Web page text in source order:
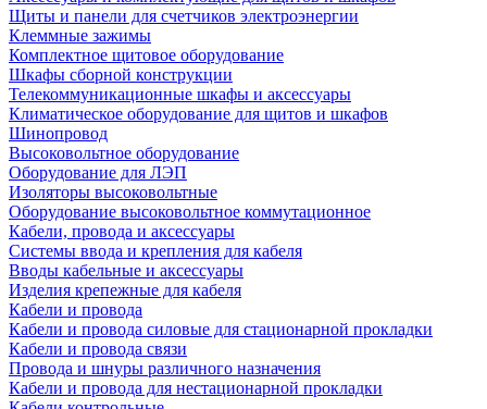
Щиты и панели для счетчиков электроэнергии
Клеммные зажимы
Комплектное щитовое оборудование
Шкафы сборной конструкции
Телекоммуникационные шкафы и аксессуары
Климатическое оборудование для щитов и шкафов
Шинопровод
Высоковольтное оборудование
Оборудование для ЛЭП
Изоляторы высоковольтные
Оборудование высоковольтное коммутационное
Кабели, провода и аксессуары
Системы ввода и крепления для кабеля
Вводы кабельные и аксессуары
Изделия крепежные для кабеля
Кабели и провода
Кабели и провода силовые для стационарной прокладки
Кабели и провода связи
Провода и шнуры различного назначения
Кабели и провода для нестационарной прокладки